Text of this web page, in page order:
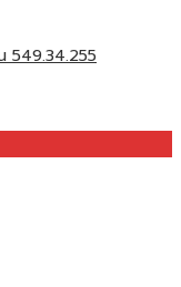
549.34.255